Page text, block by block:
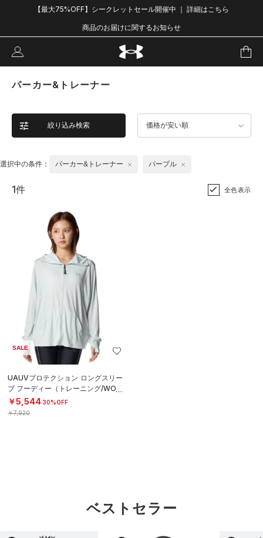
【最大75%OFF】シークレットセール開催中 ｜ 詳細はこちら
商品のお届けに関するお知らせ
パーカー&トレーナー
絞り込み検索 価格が安い順
選択中の条件： パーカー&トレーナー パープル
1件 全色表示
SALE
UAUVプロテクション ロングスリー
ブ フーディー（トレーニング/WOM
EN）
￥5,54430%OFF
￥7,920
ベストセラー